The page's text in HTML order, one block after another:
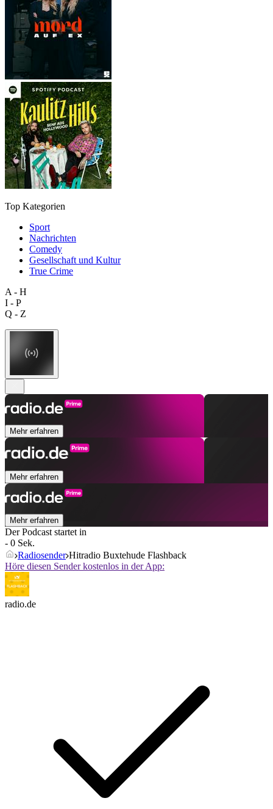
Top Kategorien
Sport
Nachrichten
Comedy
Gesellschaft und Kultur
True Crime
A - H
I - P
Q - Z
Mehr erfahren
Mehr erfahren
Mehr erfahren
Der Podcast startet in
- 0 Sek.
Radiosender Hitradio Buxtehude Flashback
Höre diesen Sender kostenlos in der App:
radio.de